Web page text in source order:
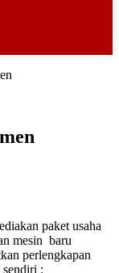
paket usaha
mesin baru
perlengkapan
: